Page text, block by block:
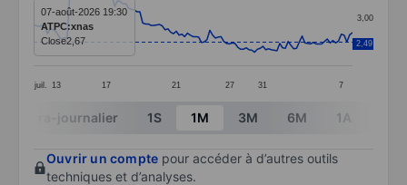
The chart has 1 X axis displaying categories.
The chart has 1 Y axis displaying values. Data ranges
juil. 13 17 21 27 31 7
2,50
3,00
2,49
07-août-2026 19:30
ATPC:xnas
Close2,67
End of interactive chart.
Intra-journalier 1S 1M 3M 6M 1A
Ouvrir un compte pour accéder à d’autres outils
techniques et d’analyses.